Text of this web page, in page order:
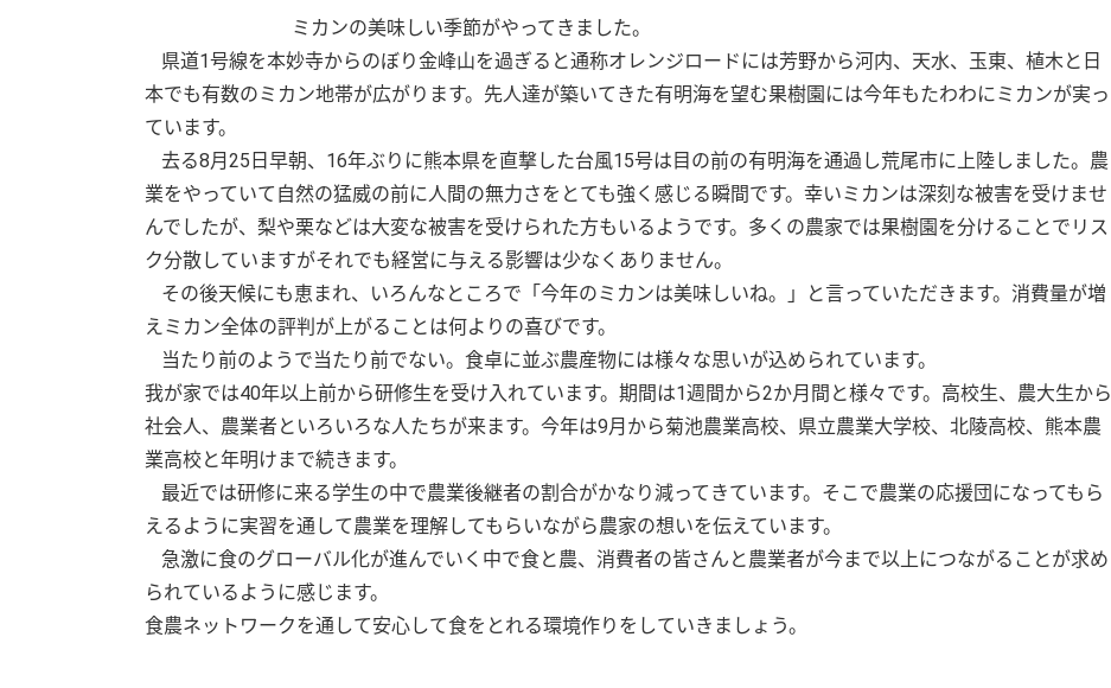
ミカンの美味しい季節がやってきました。
県道1号線を本妙寺からのぼり金峰山を過ぎると通称オレンジロードには芳野から河内、天水、玉東、植木と日
本でも有数のミカン地帯が広がります。先人達が築いてきた有明海を望む果樹園には今年もたわわにミカンが実っ
ています。
去る8月25日早朝、16年ぶりに熊本県を直撃した台風15号は目の前の有明海を通過し荒尾市に上陸しました。農
業をやっていて自然の猛威の前に人間の無力さをとても強く感じる瞬間です。幸いミカンは深刻な被害を受けませ
んでしたが、梨や栗などは大変な被害を受けられた方もいるようです。多くの農家では果樹園を分けることでリス
ク分散していますがそれでも経営に与える影響は少なくありません。
その後天候にも恵まれ、いろんなところで「今年のミカンは美味しいね。」と言っていただきます。消費量が増
えミカン全体の評判が上がることは何よりの喜びです。
当たり前のようで当たり前でない。食卓に並ぶ農産物には様々な思いが込められています。
我が家では40年以上前から研修生を受け入れています。期間は1週間から2か月間と様々です。高校生、農大生から
社会人、農業者といろいろな人たちが来ます。今年は9月から菊池農業高校、県立農業大学校、北陵高校、熊本農
業高校と年明けまで続きます。
最近では研修に来る学生の中で農業後継者の割合がかなり減ってきています。そこで農業の応援団になってもら
えるように実習を通して農業を理解してもらいながら農家の想いを伝えています。
急激に食のグローバル化が進んでいく中で食と農、消費者の皆さんと農業者が今まで以上につながることが求め
られているように感じます。
食農ネットワークを通して安心して食をとれる環境作りをしていきましょう。